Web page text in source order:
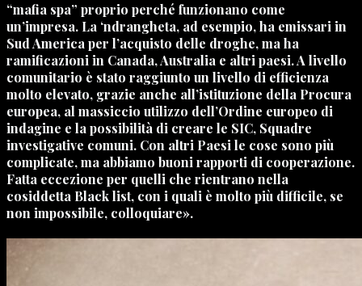
“mafia spa” proprio perché funzionano come
un’impresa. La ‘ndrangheta, ad esempio, ha emissari in
Sud America per l’acquisto delle droghe, ma ha
ramificazioni in Canada, Australia e altri paesi. A livello
comunitario è stato raggiunto un livello di efficienza
molto elevato, grazie anche all’istituzione della Procura
europea, al massiccio utilizzo dell’Ordine europeo di
indagine e la possibilità di creare le SIC, Squadre
investigative comuni. Con altri Paesi le cose sono più
complicate, ma abbiamo buoni rapporti di cooperazione.
Fatta eccezione per quelli che rientrano nella
cosiddetta Black list, con i quali è molto più difficile, se
non impossibile, colloquiare».